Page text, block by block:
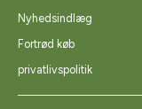
Nyhedsindlæg
Fortrød køb
privatlivspolitik